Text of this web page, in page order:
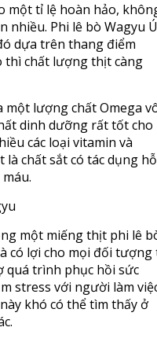
một tỉ lệ hoàn hảo,
nhiều. Phi lê bò Wagyu
dựa trên thang điểm
thì chất lượng thịt càng
một lượng chất Omega
dinh dưỡng rất tốt cho
các loại vitamin và
là chất sắt có tác dụng hỗ
một miếng thịt phi lê
có lợi cho mọi đối tượng
quá trình phục hồi sức
stress với người làm
khó có thể tìm thấy ở